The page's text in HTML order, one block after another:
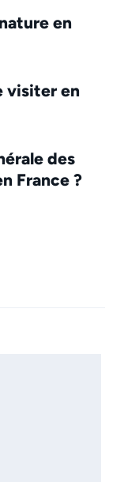
en
visiter en
des
France ?